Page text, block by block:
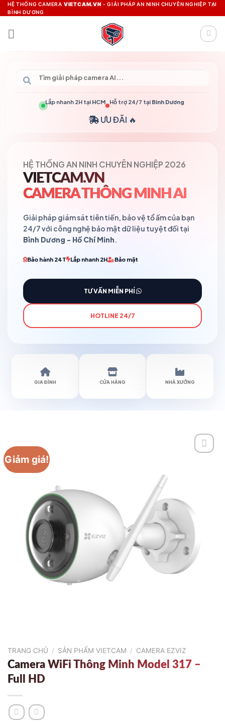
Skip
to
content
HỆ THỐNG CAMERA VIETCAM.VN - GIẢI PHÁP AN NINH CHUYÊN NGHIỆP TẠI
BÌNH DƯƠNG
Lắp nhanh 2H tại HCM Hỗ trợ 24/7 tại Bình Dương
ƯU ĐÃI 🔥
HỆ THỐNG AN NINH CHUYÊN NGHIỆP 2026
VIETCAM.VN
CAMERA THÔNG MINH AI
Giải pháp giám sát tiên tiến, bảo vệ tổ ấm của bạn
24/7 với công nghệ bảo mật dữ liệu tuyệt đối tại
Bình Dương - Hồ Chí Minh.
Bảo hành 24T Lắp nhanh 2H Bảo mật
TƯ VẤN MIỄN PHÍ
HOTLINE 24/7
GIA ĐÌNH CỬA HÀNG NHÀ XƯỞNG
Giảm giá!
TRANG CHỦ / SẢN PHẨM VIETCAM / CAMERA EZVIZ
Camera WiFi Thông Minh Model 317 –
Full HD